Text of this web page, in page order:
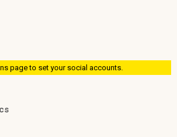
page to set your social accounts.